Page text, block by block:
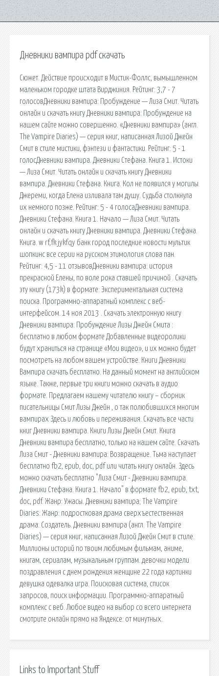
Дневники вампира pdf скачать
Сюжет. Действие происходит в Мистик-Фоллс, вымышленном
маленьком городке штата Вирджиния. Рейтинг: 3,7 - 7
голосовДневники вампира: Пробуждение — Лиза Смит. Читать
онлайн и скачать книгу Дневники вампира: Пробуждение на
нашем сайте можно совершенно. «Дневники вампира» (англ.
The Vampire Diaries) — серия книг, написанная Лизой Джейн
Смит в стиле мистики, фэнтези и фантастики. Рейтинг: 5 - 1
голосДневники вампира. Дневники Стефана. Книга 1. Истоки
— Лиза Смит. Читать онлайн и скачать книгу Дневники
вампира. Дневники Стефана. Книга. Кол не появился у могилы
Джереми, когда Елена изливала там душу. Судьба столкнула
их немного позже. Рейтинг: 5 - 4 голосаДневники вампира.
Дневники Стефана. Книга 1. Начало — Лиза Смит. Читать
онлайн и скачать книгу Дневники вампира. Дневники Стефана.
Книга. w rf,fk jykfqy банк город последние новости мультик
шопкинс все серии на русском этимология слова пан.
Рейтинг: 4,5 - 11 отзывовДневники вампира: история
прекрасной Елены, по воле рока ставшей причиной . Скачать
эту книгу (173k) в формате: Экспериментальная система
поиска. Программно-аппаратный комплекс с веб-
интерфейсом. 14 ноя 2013 . Скачать электронную книгу
Дневники вампира: Пробуждение Лизы Джейн Смита :
бесплатно в любом формате Добавленные видеоролики
будут храниться на странице «Мои видео», и их можно будет
посмотреть на любом вашем устройстве. Книги Дневники
Вампира скачать бесплатно. На данный момент на английском
языке. Также, первые три книги можно скачать в аудио
формате. Предлагаем нашему читателю книгу – сборник
писательницы Смит Лизы Джейн , о так полюбившихся многим
вампирах Здесь и любовь и переживания. Скачать все части
книг Дневники вампира. Книги Лизы Джейн Смит. Книга
Дневники вампира бесплатно, только на нашем сайте. Скачать
Лиза Смит - Дневники вампира: Возвращение. Тьма наступает
бесплатно fb2, epub, doc, pdf или читать книгу онлайн. Здесь
можно скачать бесплатно "Лиза Смит - Дневники вампира.
Дневники Стефана. Книга 1. Начало" в формате fb2, epub, txt,
doc, pdf. Жанр: Ужасы. Дневники вампира; The Vampire
Diaries: Жанр: подростковая драма сверхъестественная
драма: Создатель. Дневники вампира (англ. The Vampire
Diaries) — серия книг, написанная Лизой Джейн Смит в стиле.
Миллионы историй по твоим любимым фильмам, аниме,
книгам, сериалам, музыкальным группам. девочки модели
поздравления с днем рождения женщине 22 года картинки
девушка одевалка игра. Поисковая сиcтема, список
запросов, поиск информации. Программно-аппаратный
комплекс с веб. Любое видео на выбор со всего интернета
смотрите онлайн прямо на Яндексе: от минутных.
Links to Important Stuff